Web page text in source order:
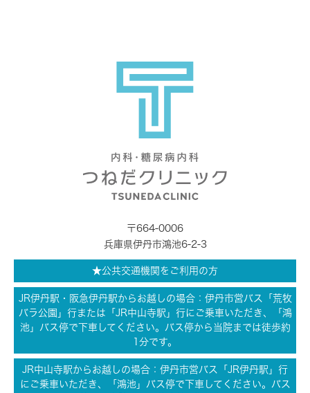
〒664-0006
兵庫県伊丹市鴻池6-2-3
★公共交通機関をご利用の方
JR伊丹駅・阪急伊丹駅からお越しの場合：伊丹市営バス「荒牧
バラ公園」行または「JR中山寺駅」行にご乗車いただき、「鴻
池」バス停で下車してください。バス停から当院までは徒歩約
1分です。
JR中山寺駅からお越しの場合：伊丹市営バス「JR伊丹駅」行
にご乗車いただき、「鴻池」バス停で下車してください。バス